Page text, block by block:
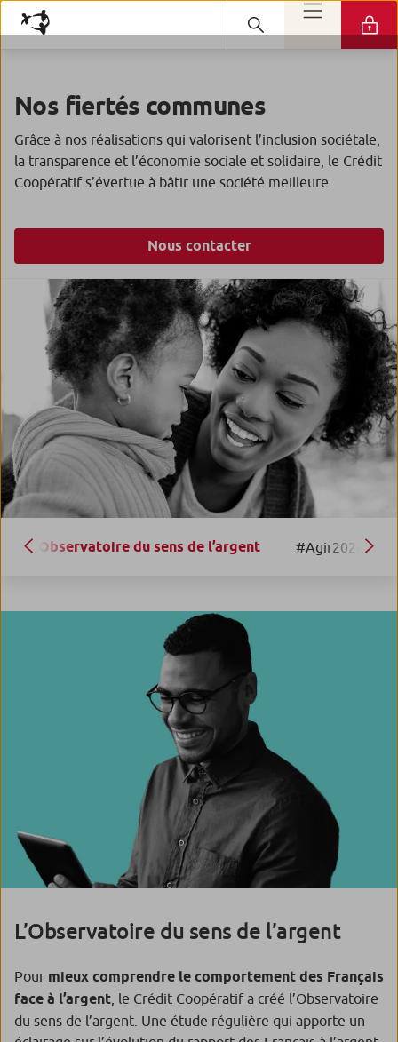
Nos fiertés communes
Grâce à nos réalisations qui valorisent l’inclusion sociétale,
la transparence et l’économie sociale et solidaire, le Crédit
Coopératif s’évertue à bâtir une société meilleure.
Nous contacter
L’Observatoire du sens de l’argent #Agir2024
L’Observatoire du sens de l’argent
Pour mieux comprendre le comportement des Français
face à l’argent , le Crédit Coopératif a créé l’Observatoire
du sens de l’argent. Une étude régulière qui apporte un